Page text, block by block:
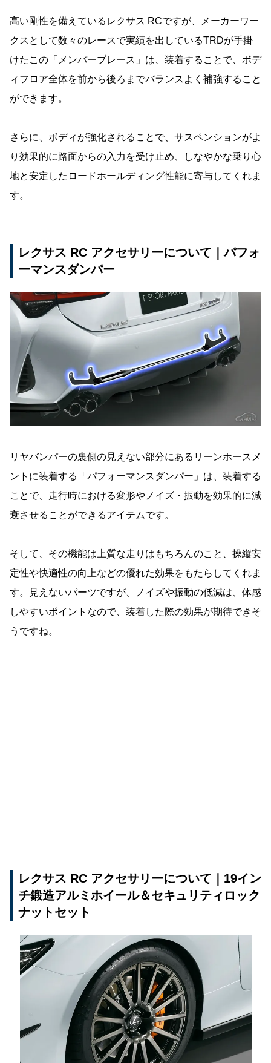
高い剛性を備えているレクサス RCですが、メーカーワー
クスとして数々のレースで実績を出しているTRDが手掛
けたこの「メンバーブレース」は、装着することで、ボデ
ィフロア全体を前から後ろまでバランスよく補強すること
ができます。
さらに、ボディが強化されることで、サスペンションがよ
り効果的に路面からの入力を受け止め、しなやかな乗り心
地と安定したロードホールディング性能に寄与してくれま
す。
レクサス RC アクセサリーについて｜パフォ
ーマンスダンパー
リヤバンパーの裏側の見えない部分にあるリーンホースメ
ントに装着する「パフォーマンスダンパー」は、装着する
ことで、走行時における変形やノイズ・振動を効果的に減
衰させることができるアイテムです。
そして、その機能は上質な走りはもちろんのこと、操縦安
定性や快適性の向上などの優れた効果をもたらしてくれま
す。見えないパーツですが、ノイズや振動の低減は、体感
しやすいポイントなので、装着した際の効果が期待できそ
うですね。
レクサス RC アクセサリーについて｜19イン
チ鍛造アルミホイール＆セキュリティロック
ナットセット